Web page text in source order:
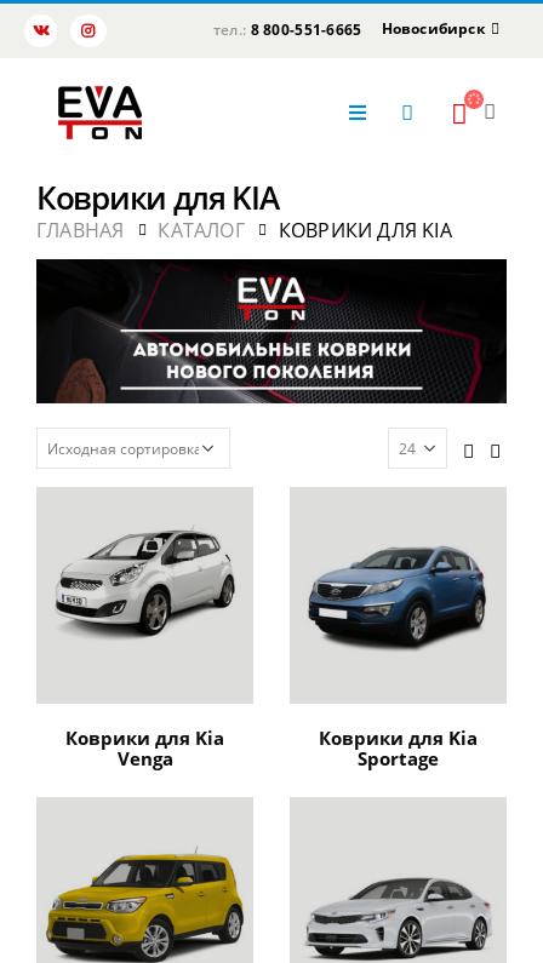
тел.: 8 800-551-6665 Новосибирск
Коврики для KIA
ГЛАВНАЯ КАТАЛОГ КОВРИКИ ДЛЯ KIA
Коврики для Kia
Venga
Коврики для Kia
Sportage